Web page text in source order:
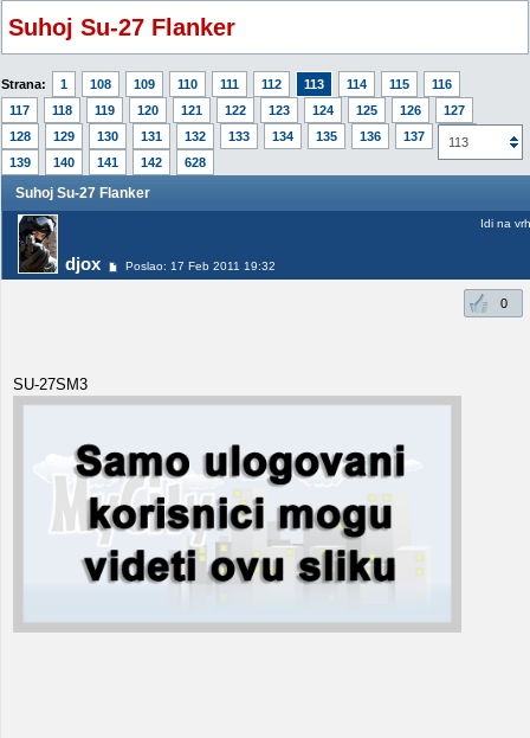
Suhoj Su-27 Flanker
Strana: 1 108 109 110 111 112 113 114 115
116
117
118 119 120 121 122 123 124 125 126
127
128
129 130 131 132 133 134 135 136 137
138
139
140 141 142 628
113
Suhoj Su-27 Flanker
djox Poslao: 17 Feb 2011 19:32
Idi na vrh
0
SU-27SM3